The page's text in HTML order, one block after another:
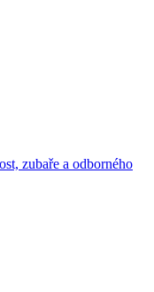
zubaře a odborného